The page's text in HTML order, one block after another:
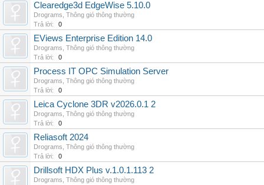
Clearedge3d EdgeWise 5.10.0
Drograms Thông gió thông thường
Trả lời:
0
EViews Enterprise Edition 14.0
Drograms Thông gió thông thường
Trả lời:
0
Process IT OPC Simulation Server
Drograms Thông gió thông thường
Trả lời:
0
Leica Cyclone 3DR v2026.0.1 2
Drograms Thông gió thông thường
Trả lời:
0
Reliasoft 2024
Drograms Thông gió thông thường
Trả lời:
0
Drillsoft HDX Plus v.1.0.1.113 2
Drograms Thông gió thông thường